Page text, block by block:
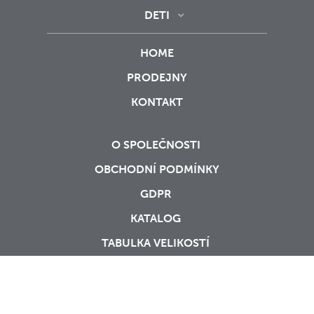
DETI
HOME
PRODEJNY
KONTAKT
O SPOLEČNOSTI
OBCHODNÍ PODMÍNKY
GDPR
KATALOG
TABULKA VELIKOSTÍ